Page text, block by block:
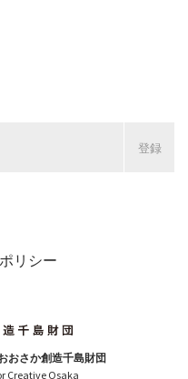
リシー
おさか創造千島財団
Creative Osaka